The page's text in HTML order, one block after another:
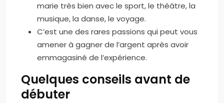
marie très bien avec le sport, le théâtre, la
musique, la danse, le voyage.
C’est une des rares passions qui peut vous
amener à gagner de l’argent après avoir
emmagasiné de l’expérience.
Quelques conseils avant de
débuter